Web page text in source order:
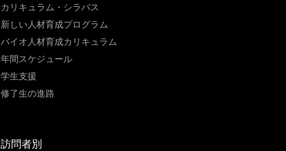
カリキュラム・シラバス
新しい人材育成プログラム
バイオ人材育成カリキュラム
年間スケジュール
学生支援
修了生の進路
訪問者別